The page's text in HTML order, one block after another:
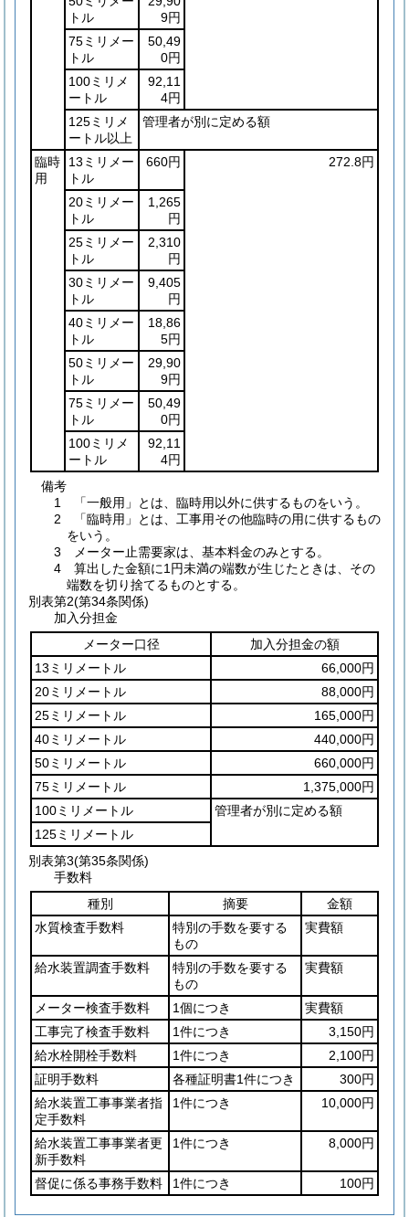
トル
9円
75ミリメー
トル
50,49
0円
100ミリメ
ートル
92,11
4円
125ミリメ
ートル以上
管理者が別に定める額
臨時
用
13ミリメー
トル
660円 272.8円
20ミリメー
トル
1,265
円
25ミリメー
トル
2,310
円
30ミリメー
トル
9,405
円
40ミリメー
トル
18,86
5円
50ミリメー
トル
29,90
9円
75ミリメー
トル
50,49
0円
100ミリメ
ートル
92,11
4円
備考
1 「一般用」とは、臨時用以外に供するものをいう。
2 「臨時用」とは、工事用その他臨時の用に供するもの
をいう。
3 メーター止需要家は、基本料金のみとする。
4 算出した金額に1円未満の端数が生じたときは、その
端数を切り捨てるものとする。
別表第2(第34条関係)
加入分担金
メーター口径
加入分担金の額
13ミリメートル
66,000円
20ミリメートル
88,000円
25ミリメートル
165,000円
40ミリメートル
440,000円
50ミリメートル
660,000円
75ミリメートル
1,375,000円
100ミリメートル
管理者が別に定める額
125ミリメートル
別表第3(第35条関係)
手数料
種別
摘要
金額
水質検査手数料
特別の手数を要する
もの
実費額
給水装置調査手数料
特別の手数を要する
もの
実費額
メーター検査手数料 1個につき
実費額
工事完了検査手数料
1件につき
3,150円
給水栓開栓手数料
1件につき
2,100円
証明手数料
各種証明書1件につき
300円
給水装置工事事業者指
定手数料
1件につき 10,000円
給水装置工事事業者更
新手数料
1件につき 8,000円
督促に係る事務手数料 1件につき 100円